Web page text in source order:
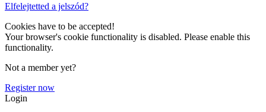
Elfelejtetted a jelszód?
Cookies have to be accepted!
Your browser's cookie functionality is disabled. Please enable this
functionality.
Not a member yet?
Register now
Login